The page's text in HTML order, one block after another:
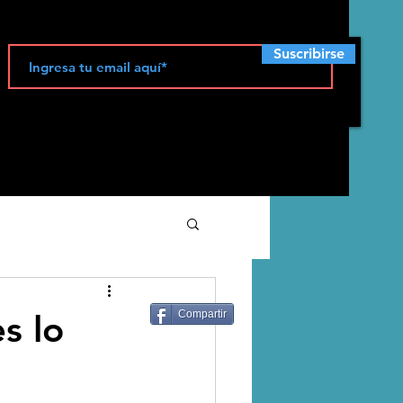
Suscribirse
lo
Compartir